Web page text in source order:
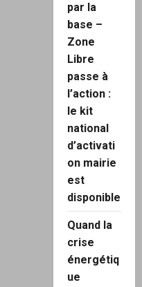
par la
base –
Zone
Libre
passe à
l’action :
le kit
national
d’activati
on mairie
est
disponible
Quand la
crise
énergétiq
ue